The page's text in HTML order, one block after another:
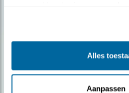
Alles
Aanpassen
Ontvang 5 x Vogels